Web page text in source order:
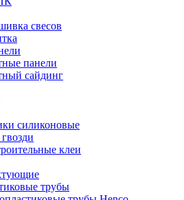
свесов
панели
сайдинг
силиконовые
клеи
трубы